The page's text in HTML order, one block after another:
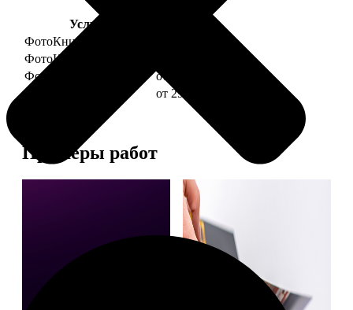
Услуга
ФотоКниги "Премиум"
ФотоКниги "Слим"
ФотоКниги "Лайт"
от 2990
ФотоКниги "Софт"
от 2990
Примеры работ